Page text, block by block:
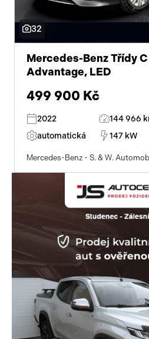
32
Mercedes-Benz Třídy
Advantage, LED
499 900 Kč
2022 144 966
automatická
147 kW
Mercedes-Benz - S. & W.